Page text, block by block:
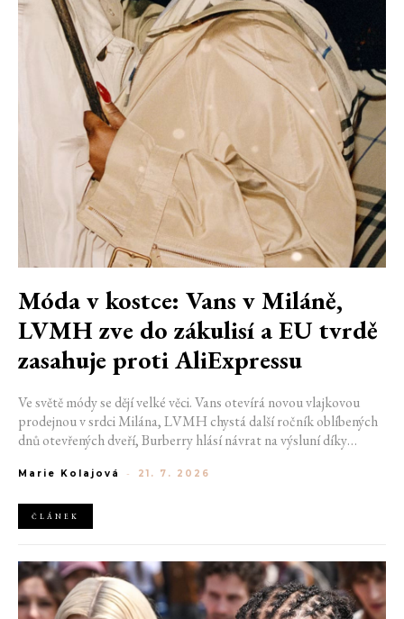
Móda v kostce: Vans v Miláně,
LVMH zve do zákulisí a EU tvrdě
zasahuje proti AliExpressu
Ve světě módy se dějí velké věci. Vans otevírá novou vlajkovou
prodejnou v srdci Milána, LVMH chystá další ročník oblíbených
dnů otevřených dveří, Burberry hlásí návrat na výsluní díky
AliExpress.
Marie Kolajová - 21. 7. 2026
ČLÁNEK